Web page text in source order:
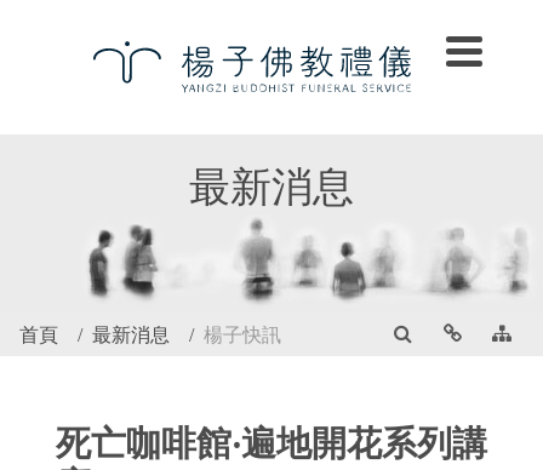
最新消息
首頁 最新消息 楊子快訊
死亡咖啡館‧遍地開花系列講